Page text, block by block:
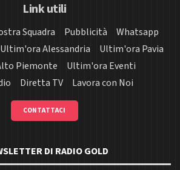
Link utili
Squadra Pubblicità
Whatsapp
Ultim'ora Alessandria
Ultim'ora Pavia
Piemonte
Ultim'ora Eventi
Diretta TV Lavora con Noi
CONTATTACI
DI RADIO GOLD